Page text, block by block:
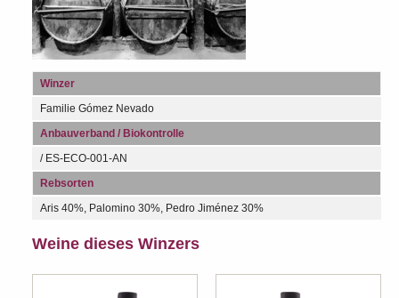
Winzer
Familie Gómez Nevado
Anbauverband / Biokontrolle
/ ES-ECO-001-AN
Rebsorten
Aris 40%, Palomino 30%, Pedro Jiménez 30%
Weine dieses Winzers